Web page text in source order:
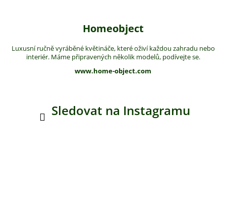
Homeobject
Luxusní ručně vyráběné květináče, které oživí každou zahradu nebo
interiér. Máme připravených několik modelů, podívejte se.
www.home-object.com
Sledovat na Instagramu